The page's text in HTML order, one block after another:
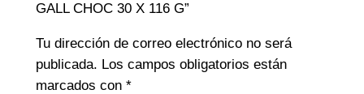
GALL CHOC 30 X 116 G”
Tu dirección de correo electrónico no será
publicada. Los campos obligatorios están
marcados con *